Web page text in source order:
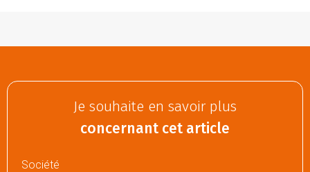
Je souhaite en savoir plus
concernant cet article
Société